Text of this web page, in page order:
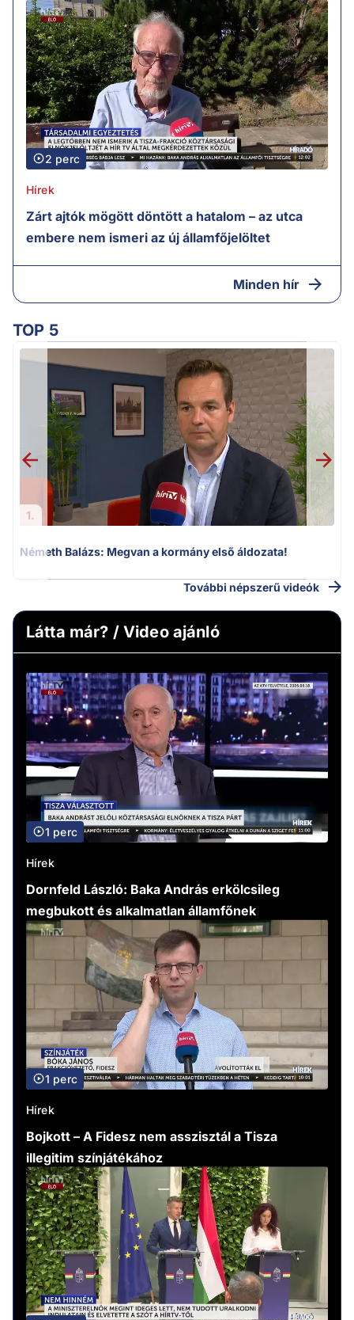
2 perc
Hírek
Zárt ajtók mögött döntött a hatalom – az utca
embere nem ismeri az új államfőjelöltet
Minden hír
TOP 5
1.
Németh Balázs: Megvan a kormány első áldozata!
További népszerű videók
Látta már? / Video ajánló
1 perc
Hírek
Dornfeld László: Baka András erkölcsileg
megbukott és alkalmatlan államfőnek
1 perc
Hírek
Bojkott – A Fidesz nem asszisztál a Tisza
illegitim színjátékához